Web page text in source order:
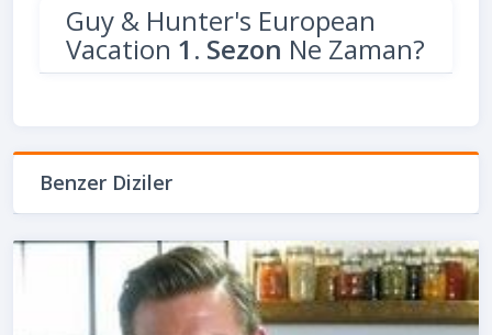
Guy & Hunter's European
Vacation 1. Sezon Ne Zaman?
Benzer Diziler